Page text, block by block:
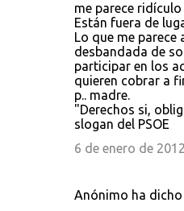
me parece
Están fuera de
Lo que me parece
desbandada de
participar en los
quieren cobrar a
p.. madre.
"Derechos si,
slogan del PSOE
6 de enero de
Anónimo ha